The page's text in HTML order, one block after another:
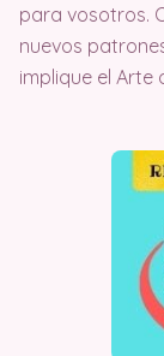
para vosotros.
nuevos
implique el Arte